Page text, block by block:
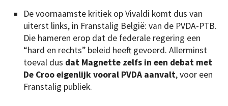
De voornaamste kritiek op Vivaldi komt dus van
uiterst links, in Franstalig België: van de PVDA-PTB.
Die hameren erop dat de federale regering een
“hard en rechts” beleid heeft gevoerd. Allerminst
toeval dus dat Magnette zelfs in een debat met
De Croo eigenlijk vooral PVDA aanvalt, voor een
Franstalig publiek.